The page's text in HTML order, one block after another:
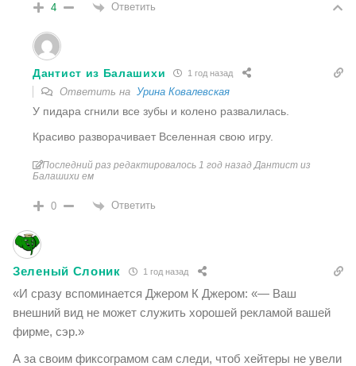
4 Ответить
Дантист из Балашихи 1 год назад
Ответить на Урина Ковалевская
У пидара сгнили все зубы и колено развалилась.
Красиво разворачивает Вселенная свою игру.
Последний раз редактировалось 1 год назад Дантист из
Балашихи ем
0 Ответить
Зеленый Слоник 1 год назад
«И сразу вспоминается Джером К Джером: «— Ваш
внешний вид не может служить хорошей рекламой вашей
фирме, сэр.»
А за своим фиксограмом сам следи, чтоб хейтеры не увели